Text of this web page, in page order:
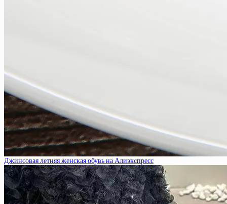
Джинсовая летняя женская обувь на Алиэкспресс